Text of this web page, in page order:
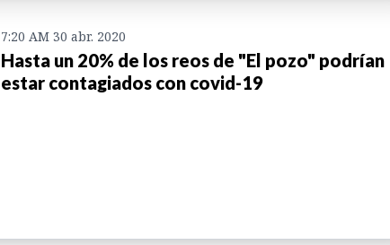
7:20 AM 30 abr. 2020
Hasta un 20% de los reos de "El pozo" podrían
estar contagiados con covid-19